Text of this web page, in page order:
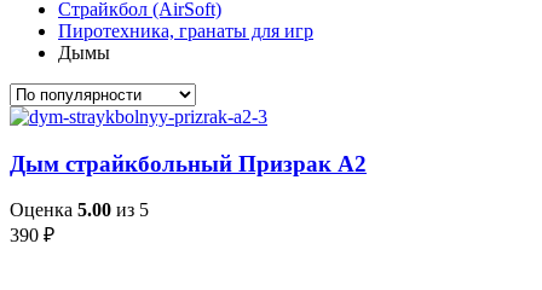
Страйкбол (AirSoft)
Пиротехника, гранаты для игр
Дымы
Дым страйкбольный Призрак А2
Оценка 5.00 из 5
390 ₽